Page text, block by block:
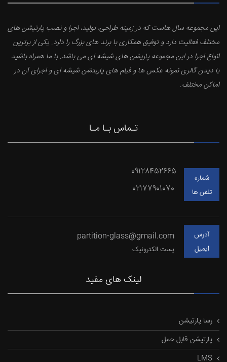
این مجموعه سال هاست که در زمینه طراحی، تولید، اجرا و نصب پارتیشن های
مختلف فعالیت دارد و توفیق همکاری با برند های بزرگ را دارد. یکی از برترین
انواع اجرا در این مجموعه پاریشن های شیشه ای می باشد. با ما همراه باشید
با دیدن گالری نمونه عکس ها و فیلم های پاریتشن شیشه ای و اجرای آن در
اماکن مختلف.
تـماس بـا مـا
شماره
تلفن ها
09128452665
آدرس
ایمیل
پست الکترونیک
لینک های مفید
رسا پارتیشن
پارتیشن قابل حمل
LMS